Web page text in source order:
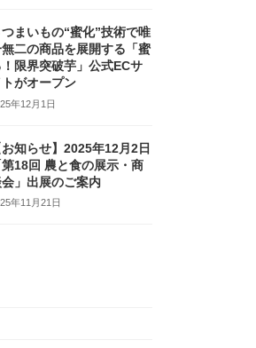
つまいもの“蜜化”技術で唯
二の商品を展開する「蜜
！限界突破芋」公式ECサ
トがオープン
年12月1日
お知らせ】2025年12月2日
第18回 農と食の展示・商
」出展のご案内
年11月21日